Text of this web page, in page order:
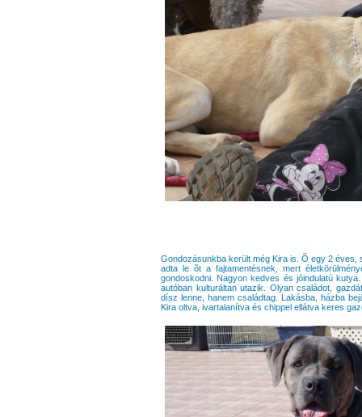
Gondozásunkba került még Kira is. Õ egy 2
adta le õt a fajtamentésnek, mert
gondoskodni. Nagyon kedves és jóindulatú
autóban kulturáltan utazik. Olyan családot,
dísz lenne, hanem családtag. Lakásba, házba
Kira oltva, ivartalanítva és chippel ellátva keres